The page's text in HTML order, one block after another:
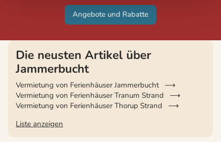
Angebote und Rabatte
Die neusten Artikel über
Jammerbucht
Vermietung von Ferienhäuser Jammerbucht
Vermietung von Ferienhäuser Tranum Strand
Vermietung von Ferienhäuser Thorup Strand
Liste anzeigen